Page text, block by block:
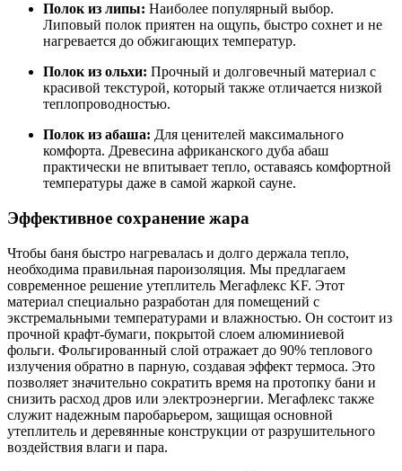
Полок из липы: Наиболее популярный выбор.
Липовый полок приятен на ощупь, быстро сохнет и не
нагревается до обжигающих температур.
Полок из ольхи: Прочный и долговечный материал с
красивой текстурой, который также отличается низкой
теплопроводностью.
Полок из абаша: Для ценителей максимального
комфорта. Древесина африканского дуба абаш
практически не впитывает тепло, оставаясь комфортной
температуры даже в самой жаркой сауне.
Эффективное сохранение жара
Чтобы баня быстро нагревалась и долго держала тепло,
необходима правильная пароизоляция. Мы предлагаем
современное решение утеплитель Мегафлекс KF. Этот
материал специально разработан для помещений с
экстремальными температурами и влажностью. Он состоит из
прочной крафт-бумаги, покрытой слоем алюминиевой
фольги. Фольгированный слой отражает до 90% теплового
излучения обратно в парную, создавая эффект термоса. Это
позволяет значительно сократить время на протопку бани и
снизить расход дров или электроэнергии. Мегафлекс также
служит надежным паробарьером, защищая основной
утеплитель и деревянные конструкции от разрушительного
воздействия влаги и пара.